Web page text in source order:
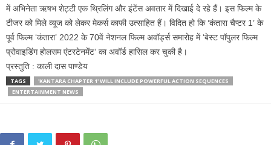
में अभिनेता ऋषभ शेट्टी एक थ्रिलिंग और इंटेंस अवतार में दिखाई दे रहे हैं। इस फिल्म के
टीजर को मिले व्यूज को लेकर मेकर्स काफी उत्साहित हैं। विदित हो कि ‘कंतारा चैप्टर 1’ के
पूर्व फिल्म ‘कंतारा’ 2022 के 70वें नेशनल फिल्म अवॉर्ड्स समारोह में ‘बेस्ट पॉपुलर फिल्म
प्रोवाइडिंग होलसम एंटरटेनमेंट’ का अवॉर्ड हासिल कर चुकी है।
प्रस्तुति : काली दास पाण्डेय
TAGS
'KANTARA CHAPTER 1' WILL INCLUDE POWERFUL ACTION SEQUENCES
ENTERTAINMENT NEWS